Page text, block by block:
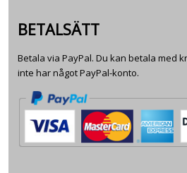
BETALSÄTT
Betala via PayPal. Du kan betala med
inte har något PayPal-konto.